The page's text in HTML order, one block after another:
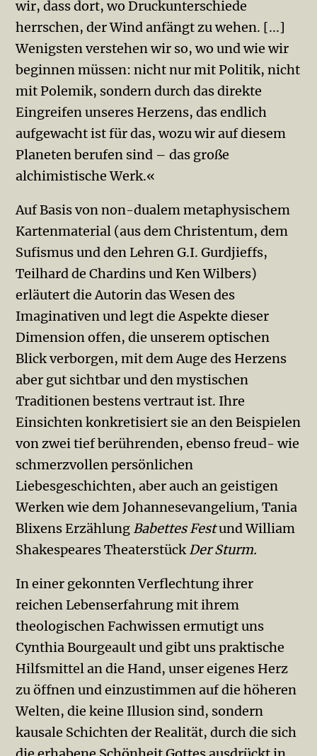
wir, dass dort, wo Druckunterschiede
herrschen, der Wind anfängt zu wehen. [...]
Wenigsten verstehen wir so, wo und wie wir
beginnen müssen: nicht nur mit Politik, nicht
mit Polemik, sondern durch das direkte
Eingreifen unseres Herzens, das endlich
aufgewacht ist für das, wozu wir auf diesem
Planeten berufen sind – das große
alchimistische Werk.«
Auf Basis von non-dualem metaphysischem
Kartenmaterial (aus dem Christentum, dem
Sufismus und den Lehren G.I. Gurdjieffs,
Teilhard de Chardins und Ken Wilbers)
erläutert die Autorin das Wesen des
Imaginativen und legt die Aspekte dieser
Dimension offen, die unserem optischen
Blick verborgen, mit dem Auge des Herzens
aber gut sichtbar und den mystischen
Traditionen bestens vertraut ist. Ihre
Einsichten konkretisiert sie an den Beispielen
von zwei tief berührenden, ebenso freud- wie
schmerzvollen persönlichen
Liebesgeschichten, aber auch an geistigen
Werken wie dem Johannesevangelium, Tania
Blixens Erzählung Babettes Festund William
Shakespeares TheaterstückDer Sturm.
In einer gekonnten Verflechtung ihrer
reichen Lebenserfahrung mit ihrem
theologischen Fachwissen ermutigt uns
Cynthia Bourgeault und gibt uns praktische
Hilfsmittel an die Hand, unser eigenes Herz
zu öffnen und einzustimmen auf die höheren
Welten, die keine Illusion sind, sondern
kausale Schichten der Realität, durch die sich